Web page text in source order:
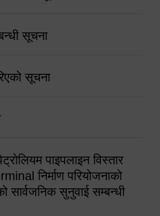
सूचना
सूचना
पाइपलाइन विस्तार
निर्माण परियोजनाको
सार्वजनिक सुनुवाई सम्बन्धी